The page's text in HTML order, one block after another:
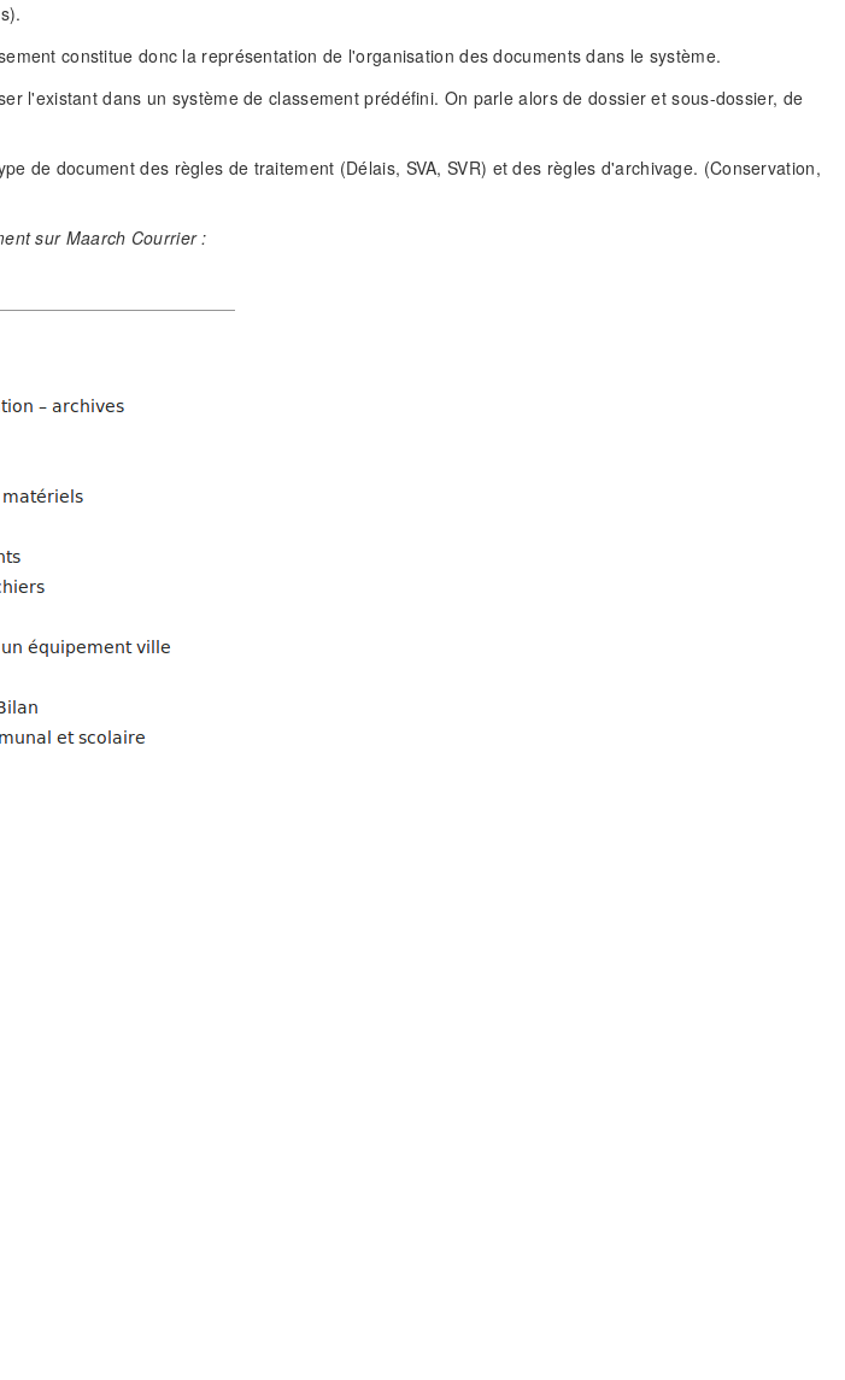
constitue donc la représentation de l'organisation des documents dans le système.
l'existant dans un système de classement prédéfini. On parle alors de dossier et sous-dossier, de
de document des règles de traitement (Délais, SVA, SVR) et des règles d'archivage. (Conservation,
sur Maarch Courrier :